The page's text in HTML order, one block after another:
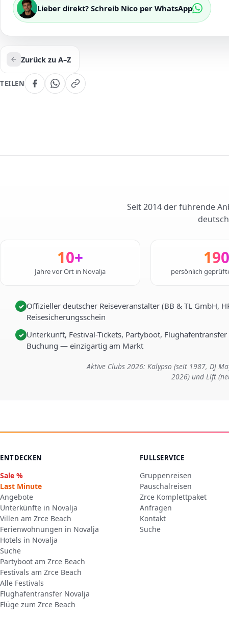
Lieber direkt? Schreib Nico per WhatsApp
Zurück zu A–Z
TEILEN
Seit 2014 der führende
10+
Jahre vor Ort in Novalja persönlich
✓ Offizieller deutscher Reiseveranstalter (BB & TL GmbH,
Reisesicherungsschein
✓ Unterkunft, Festival-Tickets, Partyboot,
Buchung — einzigartig am Markt
Aktive Clubs 2026: Kalypso (seit 1987, DJ
2026) und Lift
ENTDECKEN
Sale %
Last Minute
Angebote
Unterkünfte in Novalja
Villen am Zrce Beach
Ferienwohnungen in Novalja
Hotels in Novalja
Suche
Partyboot am Zrce Beach
Festivals am Zrce Beach
Alle Festivals
Flughafentransfer Novalja
Flüge zum Zrce Beach
FULLSERVICE
Gruppenreisen
Pauschalreisen
Zrce Komplettpaket
Anfragen
Kontakt
Suche